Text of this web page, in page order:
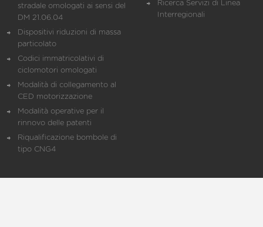
stradale omologati ai sensi del
DM 21.06.04
Dispositivi riduzioni di massa
particolato
Codici immatricolativi di
ciclomotori omologati
Modalità di collegamento al
CED motorizzazione
Modalità operative per il
rinnovo delle patenti
Riqualificazione bombole di
tipo CNG4
Ricerca Servizi di Linea
Interregionali